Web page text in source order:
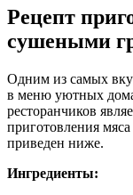
Рецепт
сушеными
Одним из самых
в меню уютных
ресторанчиков
приготовления
приведен ниже.
Ингредиенты: